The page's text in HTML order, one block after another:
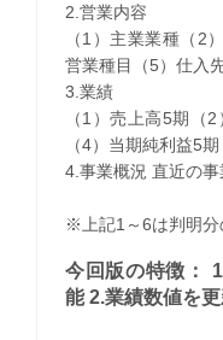
2.営業内容
（1）主業業種（2
営業種目（5）仕入
3.業績
（1）売上高5期（
（4）当期純利益5期
4.事業概況 直近の事
※上記1～6は判明分
今回版の特徴：
能 2.業績数値を